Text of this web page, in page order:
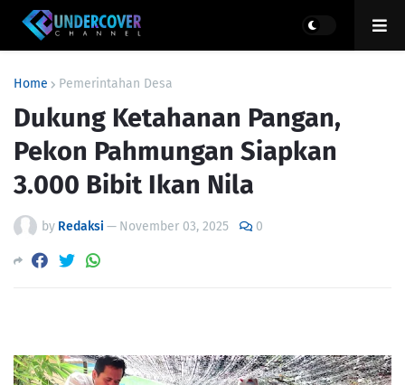
Home Pemerintahan Desa
Dukung Ketahanan Pangan,
Pekon Pahmungan Siapkan
3.000 Bibit Ikan Nila
by Redaksi — November 03, 2025 0